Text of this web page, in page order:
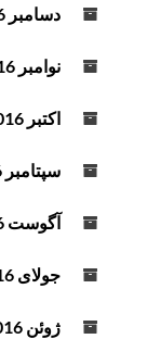
دسامبر 2016
نوامبر 2016
اکتبر 2016
سپتامبر 2016
آگوست 2016
جولای 2016
ژوئن 2016